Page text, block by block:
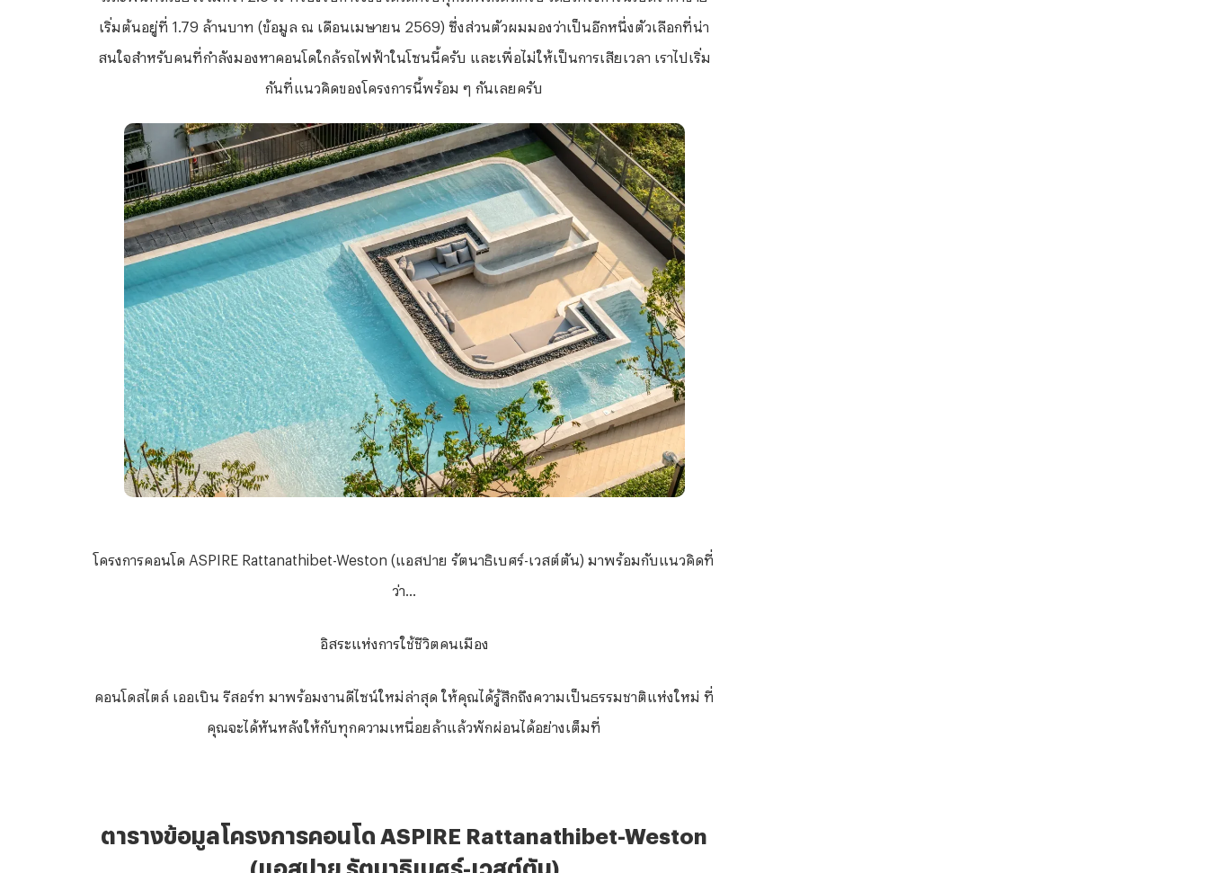
เริ่มต้นอยู่ที่ 1.79 ล้านบาท (ข้อมูล ณ เดือนเมษายน 2569) ซึ่งส่วนตัวผมมองว่าเป็นอีกหนึ่งตัวเลือกที่น่า
สนใจสำหรับคนที่กำลังมองหาคอนโดใกล้รถไฟฟ้าในโซนนี้ครับ และเพื่อไม่ให้เป็นการเสียเวลา เราไปเริ่ม
กันที่แนวคิดของโครงการนี้พร้อม ๆ กันเลยครับ
โครงการคอนโด ASPIRE Rattanathibet-Weston (แอสปาย รัตนาธิเบศร์-เวสต์ตัน) มาพร้อมกับแนวคิดที่
ว่า...
อิสระแห่งการใช้ชีวิตคนเมือง
คอนโดสไตล์ เออเบิน รีสอร์ท มาพร้อมงานดีไซน์ใหม่ล่าสุด ให้คุณได้รู้สึกถึงความเป็นธรรมชาติแห่งใหม่ ที่
คุณจะได้หันหลังให้กับทุกความเหนื่อยล้าแล้วพักผ่อนได้อย่างเต็มที่
ตารางข้อมูลโครงการคอนโด ASPIRE Rattanathibet-Weston
(แอสปาย รัตนาธิเบศร์-เวสต์ตัน)